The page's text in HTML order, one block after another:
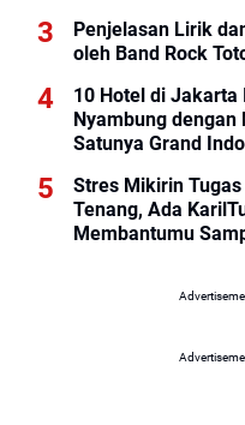
Penjelasan Lirik
oleh Band Rock
10 Hotel di Jakarta
Nyambung dengan
Satunya Grand
Stres Mikirin
Tenang, Ada
Membantumu